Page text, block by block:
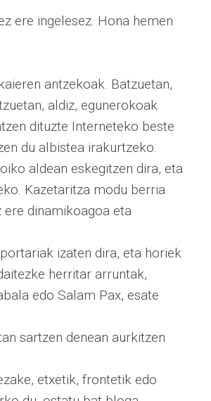
ere ingelesez. Hona hemen
antzekoak. Batzuetan,
aldiz, egunerokoak
dituzte Interneteko beste
du albistea irakurtzeko.
aldean eskegitzen dira, eta
Kazetaritza modu berria
dinamikoagoa eta
izaten dira, eta horiek
herritar arruntak,
edo Salam Pax, esate
sartzen denean aurkitzen
etxetik, frontetik edo